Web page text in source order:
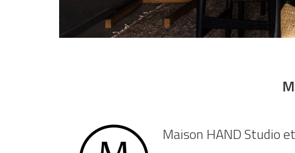
Maison HAND Studio